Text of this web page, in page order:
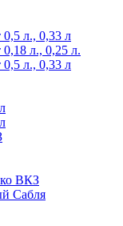
0,5 л., 0,33 л
0,18 л., 0,25 л.
0,5 л., 0,33 л
ВКЗ
Сабля